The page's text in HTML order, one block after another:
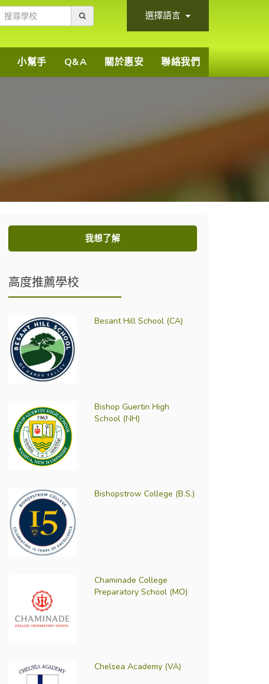
選擇語言
小幫手 Q&A 關於惠安 聯絡我們
我想了解
高度推薦學校
Besant Hill School (CA)
Bishop Guertin High
School (NH)
Bishopstrow College (B.S.)
Chaminade College
Preparatory School (MO)
Chelsea Academy (VA)